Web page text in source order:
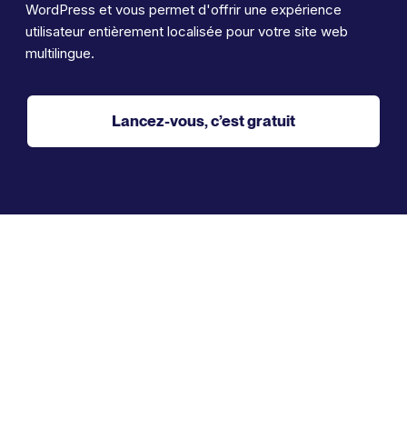
WordPress et vous permet d'offrir une expérience
utilisateur entièrement localisée pour votre site web
multilingue.
Lancez-vous, c’est gratuit